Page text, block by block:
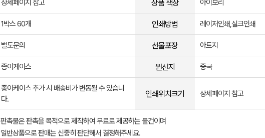
상세페이지 참고 상품 색상 아이보리
1박스 60개 인쇄방법 레이저인쇄,실크인쇄
별도문의 선물포장 아트지
종이케이스 원산지 중국
종이케이스 추가 시 배송비가 변동될 수 있습니
다.
인쇄위치크기 상세페이지 참고
판촉물은 판촉을 목적으로 제작하여 무료로 제공하는 물건이며
일반상품으로 판매는 신중히 판단해서 결정해주세요.